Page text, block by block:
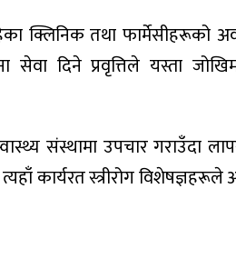
क्लिनिक तथा फार्मेसीहरूको
दिने प्रवृत्तिले यस्ता
संस्थामा उपचार गराउँदा
कार्यरत स्त्रीरोग विशेषज्ञहरूले